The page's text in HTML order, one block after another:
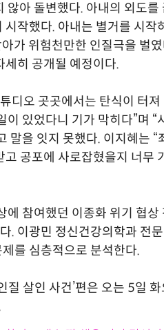
아 돌변했다. 아내의 외도를
작했다. 아내는 별거를 시작
가 위험천만한 인질극을 벌였
세히 공개될 예정이다.
디오 곳곳에서는 탄식이 터져
있었다니 기가 막히다”며 “
말을 잇지 못했다. 이지혜는 “
공포에 사로잡혔을지 너무
에 참여했던 이종화 위기 협상
. 이광민 정신건강의학과 전
를 심층적으로 분석한다.
살인 사건’편은 오는 5일 화